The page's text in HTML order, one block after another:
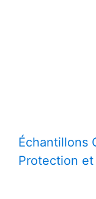
Échantillons
Protection et